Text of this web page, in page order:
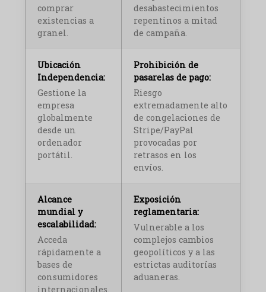
comprar
existencias a
granel.
desabastecimientos
repentinos a mitad
de campaña.
Ubicación
Independencia:
Gestione la
empresa
globalmente
desde un
ordenador
portátil.
Prohibición de
pasarelas de pago:
Riesgo
extremadamente alto
de congelaciones de
Stripe/PayPal
provocadas por
retrasos en los
envíos.
Alcance
mundial y
escalabilidad:
Acceda
rápidamente a
bases de
consumidores
internacionales.
Exposición
reglamentaria:
Vulnerable a los
complejos cambios
geopolíticos y a las
estrictas auditorías
aduaneras.